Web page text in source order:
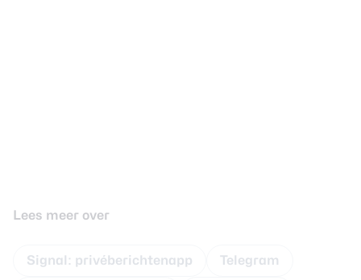
Lees meer over
Signal: privéberichtenapp Telegram